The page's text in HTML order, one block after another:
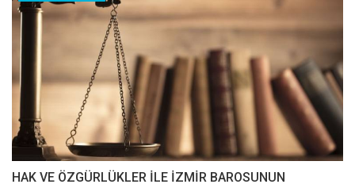
HAK VE ÖZGÜRLÜKLER İLE İZMİR BAROSUNUN